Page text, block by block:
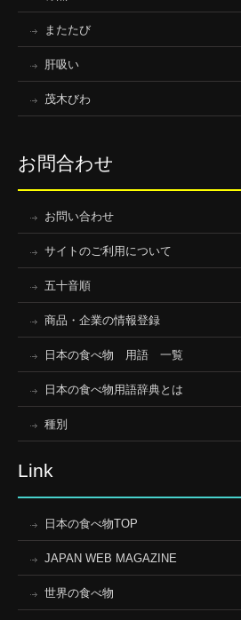
またたび
肝吸い
茂木びわ
お問合わせ
お問い合わせ
サイトのご利用について
五十音順
商品・企業の情報登録
日本の食べ物 用語 一覧
日本の食べ物用語辞典とは
種別
Link
日本の食べ物TOP
JAPAN WEB MAGAZINE
世界の食べ物